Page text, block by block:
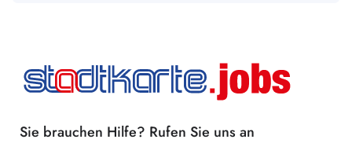
Sie brauchen Hilfe? Rufen Sie uns an